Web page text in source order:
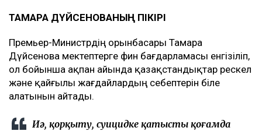
ТАМАРА ДҮЙСЕНОВАНЫҢ ПІКІРІ
Премьер-Министрдің орынбасары Тамара
Дүйсенова мектептерге фин бағдарламасы енгізіліп,
ол бойынша ақпан айында қазақстандықтар өрескел
және қайғылы жағдайлардың себептерін біле
алатынын айтады.
Иә, қорқыту, суицидке қатысты қоғамда